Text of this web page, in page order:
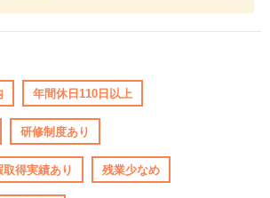
年間休日110日以上
研修制度あり
得実績あり 残業少なめ